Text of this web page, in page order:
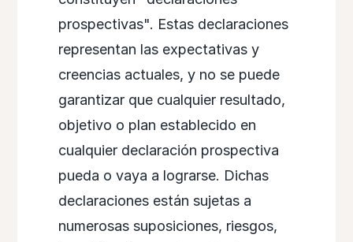
prospectivas". Estas declaraciones
representan las expectativas y
creencias actuales, y no se puede
garantizar que cualquier resultado,
objetivo o plan establecido en
cualquier declaración prospectiva
pueda o vaya a lograrse. Dichas
declaraciones están sujetas a
numerosas suposiciones, riesgos,